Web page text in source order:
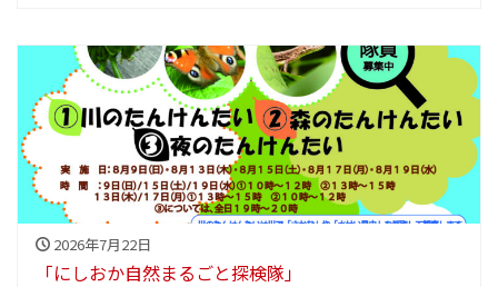
2026年7月22日
「にしおか自然まるごと探検隊」